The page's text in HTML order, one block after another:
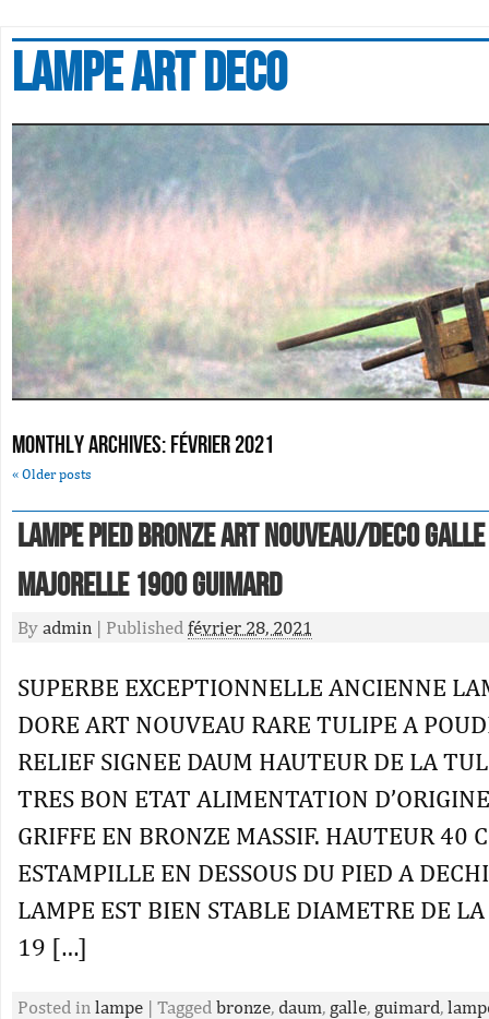
Lampe art deco
Monthly Archives:février 2021
« Older posts
Lampe Pied Bronze Art Nouveau/deco
Majorelle 1900 Guimard
By admin | Published février 28, 2021
SUPERBE EXCEPTIONNELLE ANCIENNE
DORE ART NOUVEAU RARE TULIPE A
RELIEF SIGNEE DAUM HAUTEUR DE LA
TRES BON ETAT ALIMENTATION
GRIFFE EN BRONZE MASSIF. HAUTEUR 40
ESTAMPILLE EN DESSOUS DU PIED A
LAMPE EST BIEN STABLE DIAMETRE DE
19 […]
Posted in lampe | Tagged bronze, daum, galle, guimard,